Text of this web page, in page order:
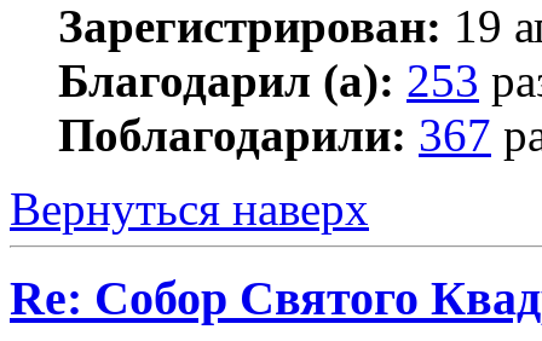
Зарегистрирован: 19
Благодарил (а): 253
Поблагодарили: 367
Вернуться наверх
Re: Собор Святого